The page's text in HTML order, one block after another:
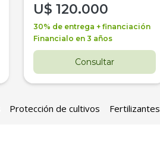
U$ 120.000
30% de entrega + financiación
Financialo en 3 años
Consultar
Protección de cultivos Fertilizantes